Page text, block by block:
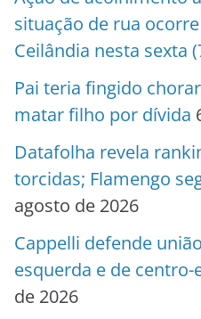
situação de rua
Ceilândia nesta sexta
Pai teria fingido
matar filho por dívida
Datafolha revela
torcidas; Flamengo
agosto de 2026
Cappelli defende
esquerda e de centro-
de 2026